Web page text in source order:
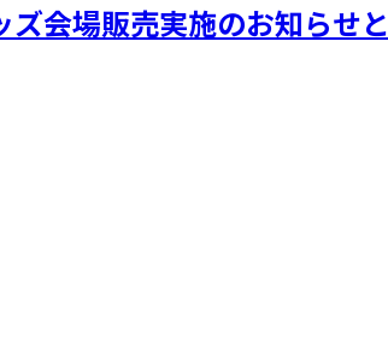
会場販売実施のお知らせ